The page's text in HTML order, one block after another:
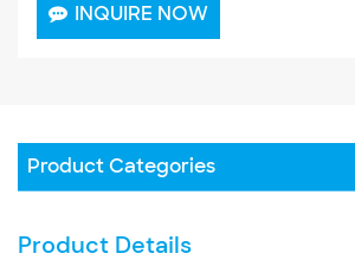
INQUIRE NOW
Product Categories
Product Details